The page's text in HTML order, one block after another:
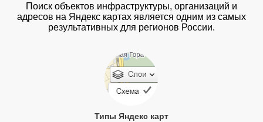
Поиск объектов инфраструктуры, организаций и
адресов на Яндекс картах является одним из самых
результативных для регионов России.
Типы Яндекс карт